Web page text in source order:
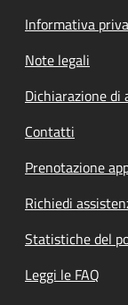
Informativa
Note legali
Dichiarazione di
Contatti
Prenotazione
Richiedi
Statistiche del
Leggi le FAQ